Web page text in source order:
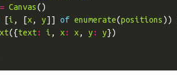
= Canvas()
[i , [x , y]] of enumerate(positions))
({text : i , x : x , y: y})